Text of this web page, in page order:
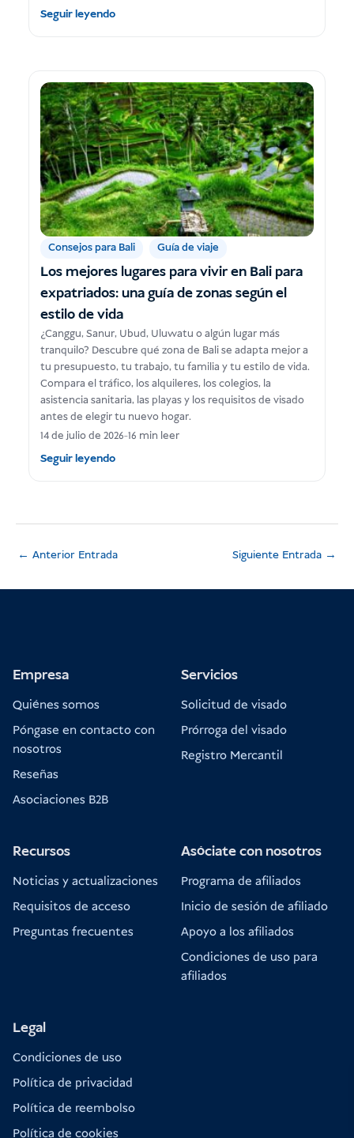
Seguir leyendo
Consejos para Bali Guía de viaje
Los mejores lugares para vivir en Bali para
expatriados: una guía de zonas según el
estilo de vida
¿Canggu, Sanur, Ubud, Uluwatu o algún lugar más
tranquilo? Descubre qué zona de Bali se adapta mejor a
tu presupuesto, tu trabajo, tu familia y tu estilo de vida.
Compara el tráfico, los alquileres, los colegios, la
asistencia sanitaria, las playas y los requisitos de visado
antes de elegir tu nuevo hogar.
14 de julio de 2026-16 min leer
Seguir leyendo
← Anterior Entrada Siguiente Entrada →
Empresa
Quiénes somos
Póngase en contacto con
nosotros
Reseñas
Asociaciones B2B
Servicios
Solicitud de visado
Prórroga del visado
Registro Mercantil
Recursos
Noticias y actualizaciones
Requisitos de acceso
Preguntas frecuentes
Asóciate con nosotros
Programa de afiliados
Inicio de sesión de afiliado
Apoyo a los afiliados
Condiciones de uso para
afiliados
Legal
Condiciones de uso
Política de privacidad
Política de reembolso
Política de cookies